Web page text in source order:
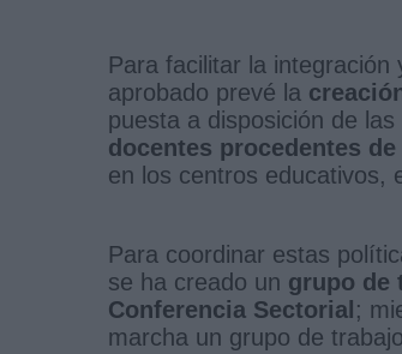
Para facilitar la
aprobado prevé la
puesta a disposición de
docentes procedentes
en los centros educativos,
Para coordinar estas
se ha creado un grupo de
Conferencia Sectorial;
marcha un grupo de